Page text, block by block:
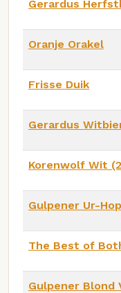
Gerardus
Oranje Orakel
Frisse Duik
Gerardus
Korenwolf Wit
Gulpener Ur-
The Best of
Gulpener Blond